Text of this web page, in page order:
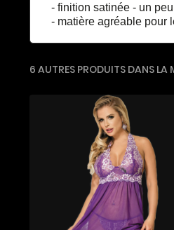
- finition satinée - un
- matière agréable pour
6 AUTRES PRODUITS DANS LA